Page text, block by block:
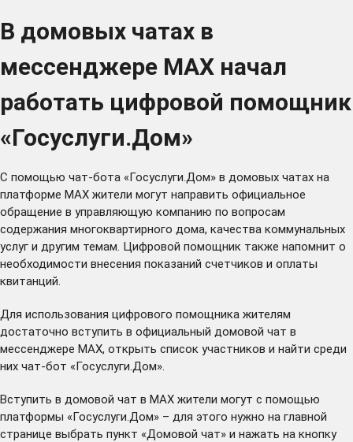
В домовых чатах в
мессенджере МАХ начал
работать цифровой помощник
«Госуслуги.Дом»
С помощью чат-бота «Госуслуги.Дом» в домовых чатах на
платформе МАХ жители могут направить официальное
обращение в управляющую компанию по вопросам
содержания многоквартирного дома, качества коммунальных
услуг и другим темам. Цифровой помощник также напомнит о
необходимости внесения показаний счетчиков и оплаты
квитанций.
Для использования цифрового помощника жителям
достаточно вступить в официальный домовой чат в
мессенджере МАХ, открыть список участников и найти среди
них чат-бот «Госуслуги.Дом».
Вступить в домовой чат в МАХ жители могут с помощью
платформы «Госуслуги.Дом» – для этого нужно на главной
странице выбрать пункт «Домовой чат» и нажать на кнопку